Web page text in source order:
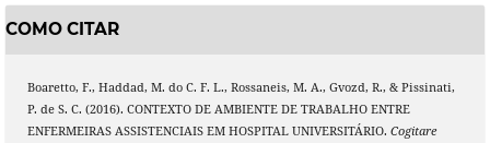
COMO CITAR
Boaretto, F., Haddad, M. do C. F. L., Rossaneis, M. A., Gvozd, R., & Pissinati,
P. de S. C. (2016). CONTEXTO DE AMBIENTE DE TRABALHO ENTRE
ENFERMEIRAS ASSISTENCIAIS EM HOSPITAL UNIVERSITÁRIO. Cogitare